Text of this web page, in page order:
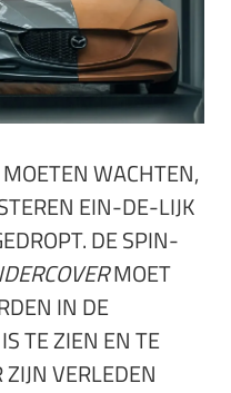
WACHTEN,
EIN-DE-LIJK
DE SPIN-
MOET
IN DE
TE ZIEN EN TE
VERLEDEN